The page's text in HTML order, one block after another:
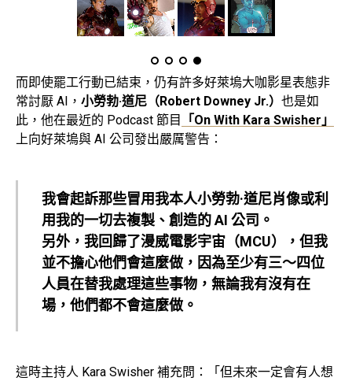
而即使罷工行動已結束，仍有許多好萊塢大咖影星表態非
常討厭 AI， 小勞勃·道尼（Robert Downey Jr.） 也是如
此，他在最近的 Podcast 節目
「On With Kara Swisher」
上向好萊塢與 AI 公司發出嚴厲警告：
我會起訴那些冒用我本人小勞勃·道尼肖像或利
用我的一切去複製、創造的 AI 公司。
另外，我回歸了漫威電影宇宙（MCU），但我
並不擔心他們會這麼做，因為至少有三～四位
人員在替我處理這些事物，無論我有沒有在
場，他們都不會這麼做。
這時主持人 Kara Swisher 補充問：「但未來一定會有人想